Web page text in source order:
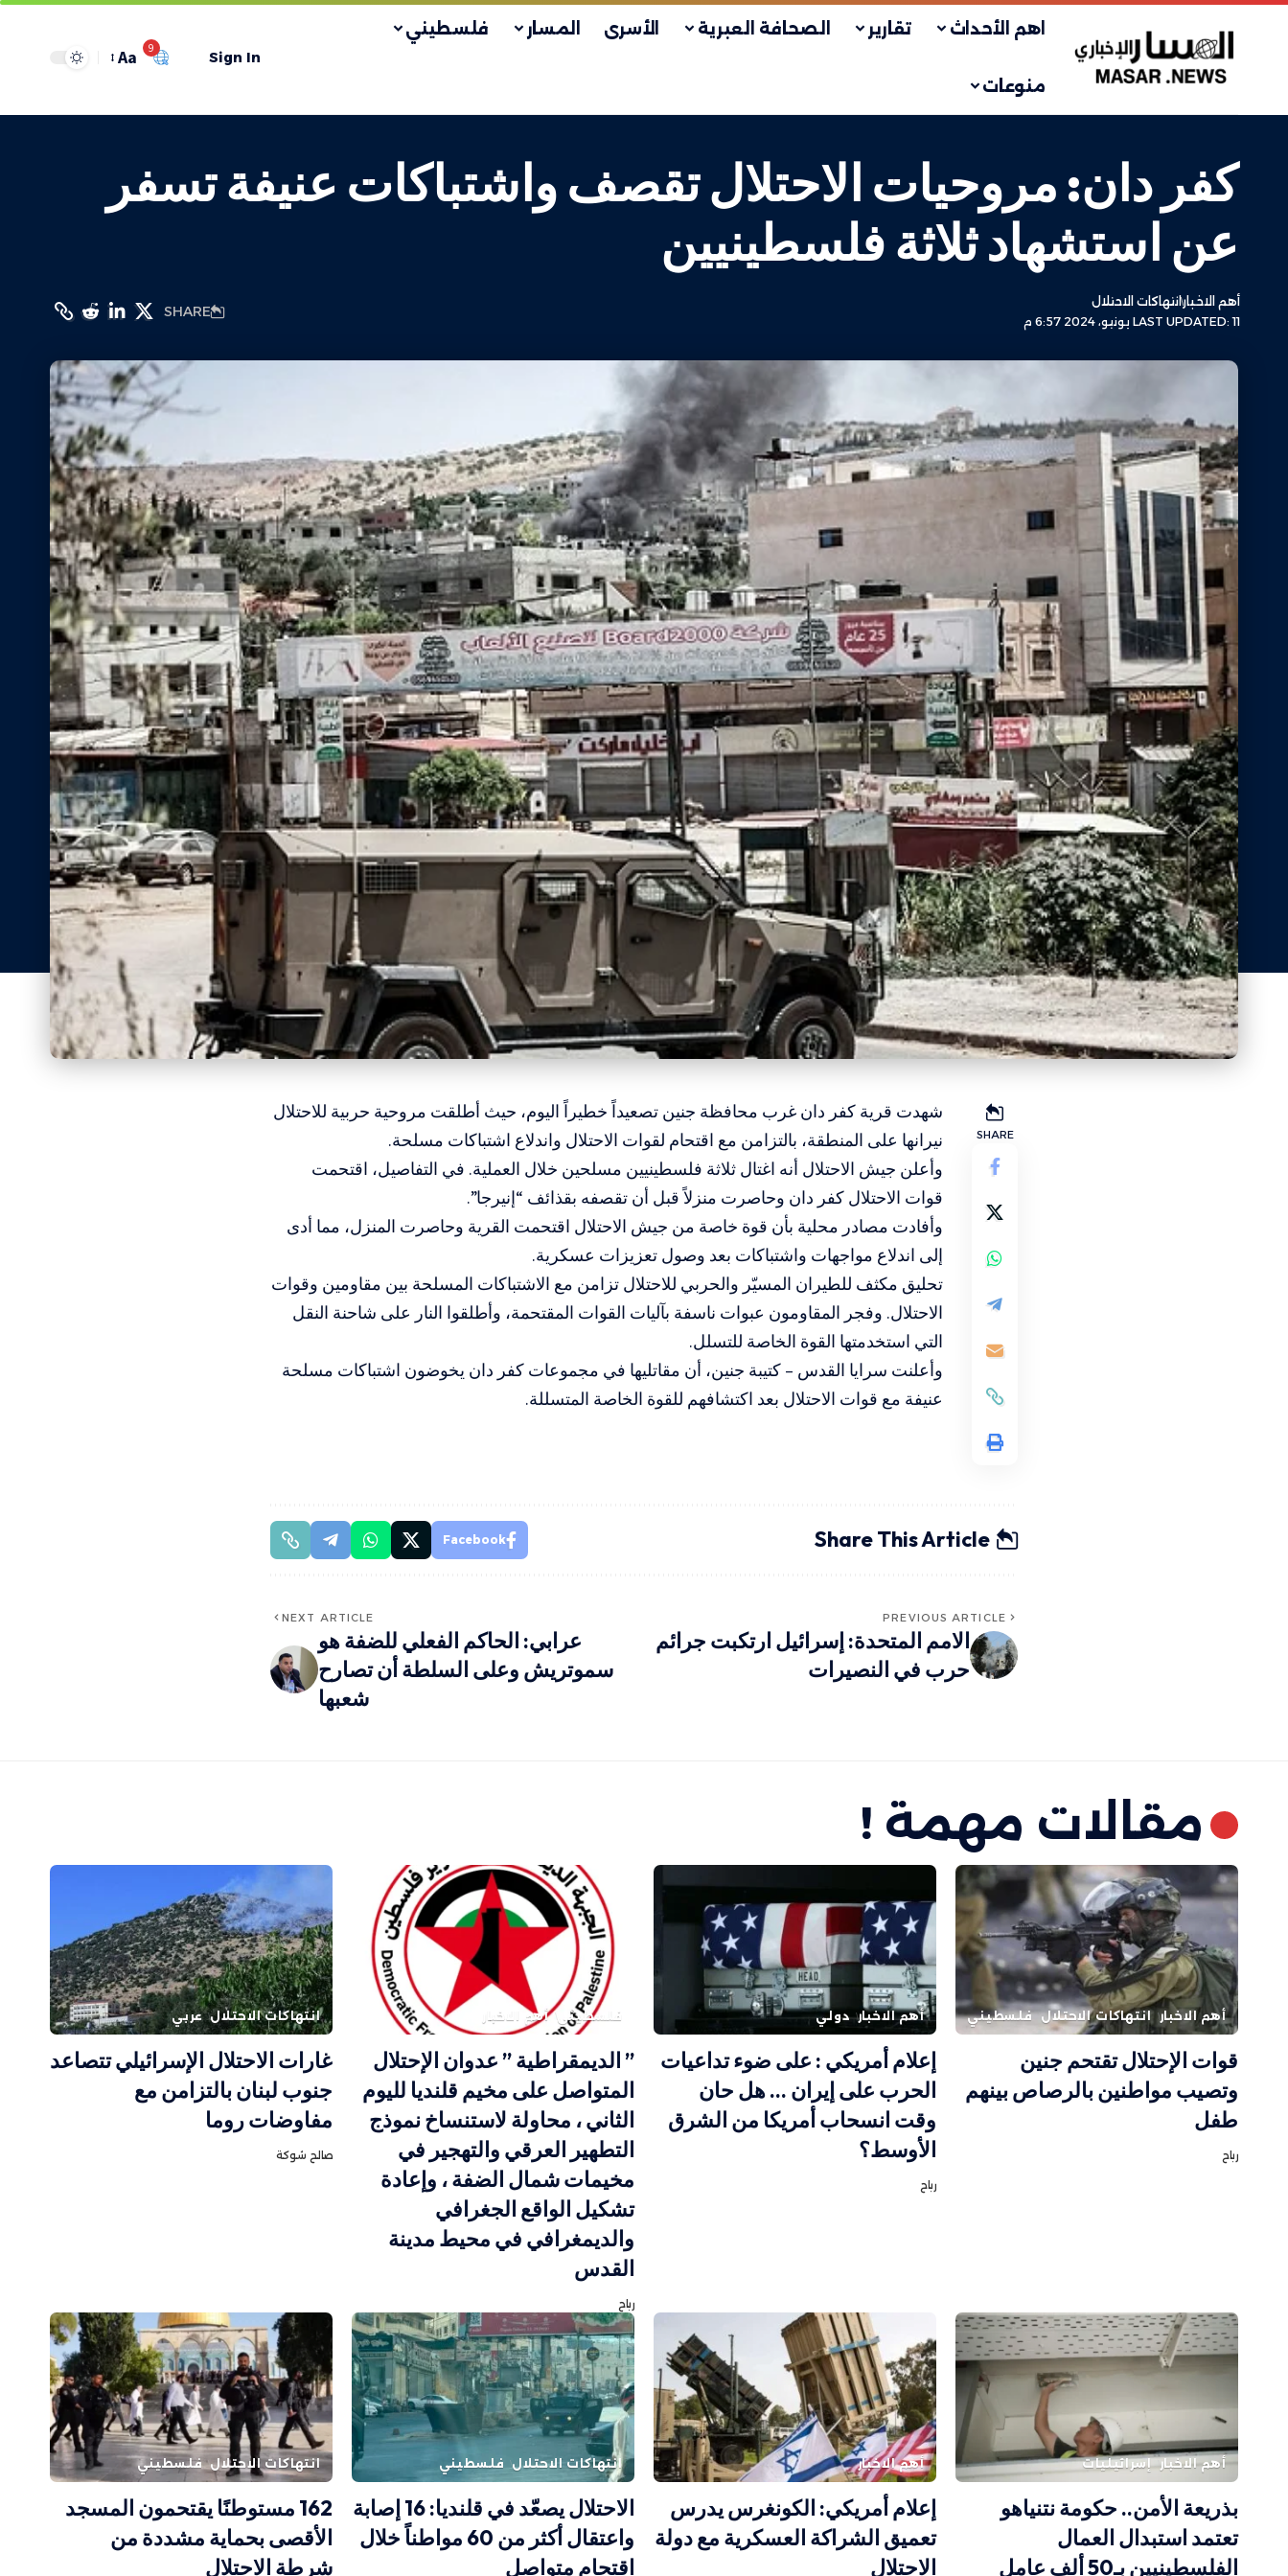
اهم الأحداث تقارير الصحافة العبرية الأسرى المسار فلسطيني
منوعات
Sign In
9
Aa
كفر دان: مروحيات الاحتلال تقصف واشتباكات عنيفة تسفر
عن استشهاد ثلاثة فلسطينيين
LAST UPDATED: 11 يونيو، 2024 6:57 م
أهم الاخبارانتهاكات الاحتلال
SHARE
SHARE
شهدت قرية كفر دان غرب محافظة جنين تصعيداً خطيراً اليوم، حيث أطلقت مروحية حربية للاحتلال
نيرانها على المنطقة، بالتزامن مع اقتحام لقوات الاحتلال واندلاع اشتباكات مسلحة.
وأعلن جيش الاحتلال أنه اغتال ثلاثة فلسطينيين مسلحين خلال العملية. في التفاصيل، اقتحمت
قوات الاحتلال كفر دان وحاصرت منزلاً قبل أن تقصفه بقذائف “إنيرجا”.
وأفادت مصادر محلية بأن قوة خاصة من جيش الاحتلال اقتحمت القرية وحاصرت المنزل، مما أدى
إلى اندلاع مواجهات واشتباكات بعد وصول تعزيزات عسكرية.
تحليق مكثف للطيران المسيّر والحربي للاحتلال تزامن مع الاشتباكات المسلحة بين مقاومين وقوات
الاحتلال. وفجر المقاومون عبوات ناسفة بآليات القوات المقتحمة، وأطلقوا النار على شاحنة النقل
التي استخدمتها القوة الخاصة للتسلل.
وأعلنت سرايا القدس – كتيبة جنين، أن مقاتليها في مجموعات كفر دان يخوضون اشتباكات مسلحة
عنيفة مع قوات الاحتلال بعد اكتشافهم للقوة الخاصة المتسللة.
Share This Article
Facebook
PREVIOUS ARTICLE
الامم المتحدة: إسرائيل ارتكبت جرائم
حرب في النصيرات
NEXT ARTICLE
عرابي: الحاكم الفعلي للضفة هو
سموتريش وعلى السلطة أن تصارح
شعبها
مقالات مهمة !
أهم الاخبار انتهاكات الاحتلال فلسطيني
قوات الإحتلال تقتحم جنين
وتصيب مواطنين بالرصاص بينهم
طفل
رباح
أهم الاخبار دولي
إعلام أمريكي : على ضوء تداعيات
الحرب على إيران … هل حان
وقت انسحاب أمريكا من الشرق
الأوسط؟
رباح
فلسطيني أهم الاخبار
” الديمقراطية ” عدوان الإحتلال
المتواصل على مخيم قلنديا لليوم
الثاني ، محاولة لاستنساخ نموذج
التطهير العرقي والتهجير في
مخيمات شمال الضفة ، وإعادة
تشكيل الواقع الجغرافي
والديمغرافي في محيط مدينة
القدس
رباح
انتهاكات الاحتلال عربي
غارات الاحتلال الإسرائيلي تتصاعد
جنوب لبنان بالتزامن مع
مفاوضات روما
صالح شوكة
أهم الاخبار إسرائيليات
بذريعة الأمن.. حكومة نتنياهو
تعتمد استبدال العمال
الفلسطينيين بـ50 ألف عامل
أهم الاخبار
إعلام أمريكي: الكونغرس يدرس
تعميق الشراكة العسكرية مع دولة
الاحتلال
انتهاكات الاحتلال فلسطيني
الاحتلال يصعّد في قلنديا: 16 إصابة
واعتقال أكثر من 60 مواطناً خلال
اقتحام متواصل
انتهاكات الاحتلال فلسطيني
162 مستوطنًا يقتحمون المسجد
الأقصى بحماية مشددة من
شرطة الاحتلال